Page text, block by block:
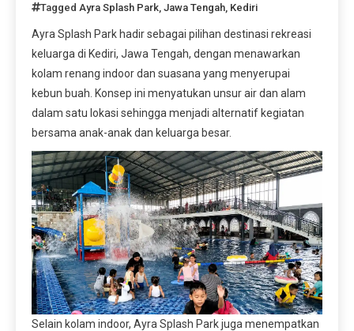
Tagged Ayra Splash Park Jawa Tengah Kediri
Ayra Splash Park hadir sebagai pilihan destinasi rekreasi
keluarga di Kediri, Jawa Tengah, dengan menawarkan
kolam renang indoor dan suasana yang menyerupai
kebun buah. Konsep ini menyatukan unsur air dan alam
dalam satu lokasi sehingga menjadi alternatif kegiatan
bersama anak-anak dan keluarga besar.
Selain kolam indoor, Ayra Splash Park juga menempatkan